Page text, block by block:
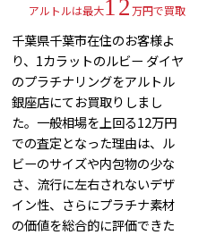
アルトルは最大12万円で買取
千葉県千葉市在住のお客様よ
り、1カラットのルビー ダイヤ
のプラチナリングをアルトル
銀座店にてお買取りしまし
た。一般相場を上回る12万円
での査定となった理由は、ル
ビーのサイズや内包物の少な
さ、流行に左右されないデザ
イン性、さらにプラチナ素材
の価値を総合的に評価できた